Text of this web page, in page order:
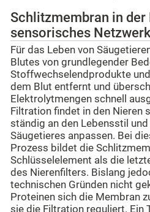
Schlitzmembran in der
sensorisches
Für das Leben von
Blutes von grundlegender
Stoffwechselendprodukte
dem Blut entfernt und
Elektrolytmengen schnell
Filtration findet in den Nieren
ständig an den Lebensstil
Säugetieres anpassen. Bei
Prozess bildet die
Schlüsselelement als die
des Nierenfilters. Bislang
technischen Gründen nicht
Proteinen sich die Membran
sie die Filtration reguliert. Ein